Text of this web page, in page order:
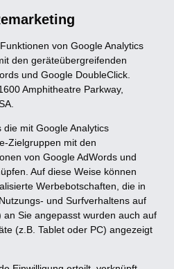
von Google Analytics
den geräteübergreifenden
und Google DoubleClick.
Amphitheatre Parkway,
mit Google Analytics
Zielgruppen mit den
von Google AdWords und
Auf diese Weise können
Werbebotschaften, die in
und Surfverhaltens auf
Sie angepasst wurden auch auf
(z.B. Tablet oder PC) angezeigt